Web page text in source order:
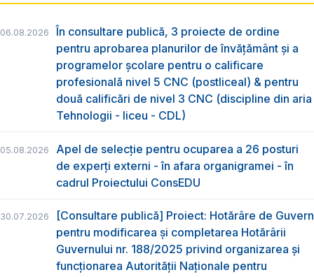
06.08.2026
În consultare publică, 3 proiecte de ordine
pentru aprobarea planurilor de învățământ și a
programelor școlare pentru o calificare
profesională nivel 5 CNC (postliceal) & pentru
două calificări de nivel 3 CNC (discipline din aria
Tehnologii - liceu - CDL)
05.08.2026
Apel de selecție pentru ocuparea a 26 posturi
de experți externi - în afara organigramei - în
cadrul Proiectului ConsEDU
30.07.2026
[Consultare publică] Proiect: Hotărâre de Guvern
pentru modificarea și completarea Hotărârii
Guvernului nr. 188/2025 privind organizarea şi
funcţionarea Autorităţii Naţionale pentru